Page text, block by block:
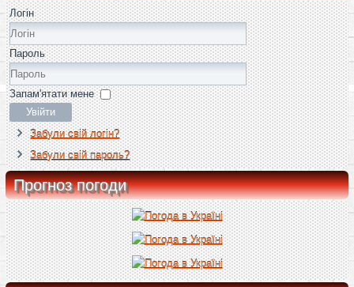
Логін
Пароль
Запам'ятати мене
Увійти
Забули свій логін?
Забули свій пароль?
Прогноз погоди